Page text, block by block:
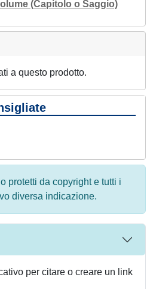
(Capitolo o Saggio)
a questo prodotto.
protetti da copyright e tutti i
diversa indicazione.
per citare o creare un link